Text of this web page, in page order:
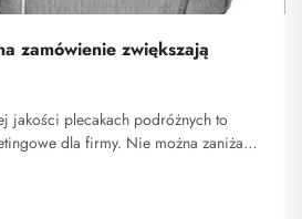
zamówienie zwiększają
jakości plecakach podróżnych to
dla firmy. Nie można zaniżać
razem, gdy osoba niosąca Twój